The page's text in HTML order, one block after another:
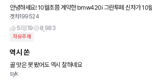
안녕하세요! 10월초쯤 계약한 bmw420i 그란투페 신차가 10
일에 입항해서 31일 인수하기로 해서 오늘 비엠 딜러가 차량 도
다고 연락왔습니다. 너무 기다렸던 날이고 딜러분께서 사진을
겟차199524
5
19 8,983
자유주제
역시 쏜
골 맛은 못 봤어도 역시 잘하네요
syk